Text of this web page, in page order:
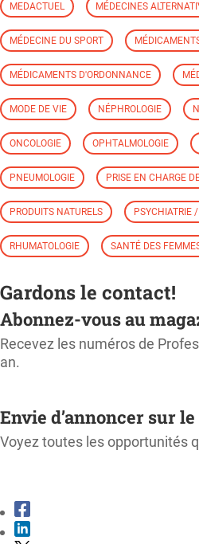
MEDACTUEL MÉDECINES
MÉDECINE DU SPORT
MÉDICAMENTS D'ORDONNANCE
MODE DE VIE NÉPHROLOGIE
ONCOLOGIE OPHTALMOLOGIE
PNEUMOLOGIE PRISE EN CHARGE
PRODUITS NATURELS PSYCHIATRIE
RHUMATOLOGIE SANTÉ DES
Gardons le contact!
Abonnez-vous au
Recevez les numéros de
an.
Envie d’annoncer sur
Voyez toutes les opportunités